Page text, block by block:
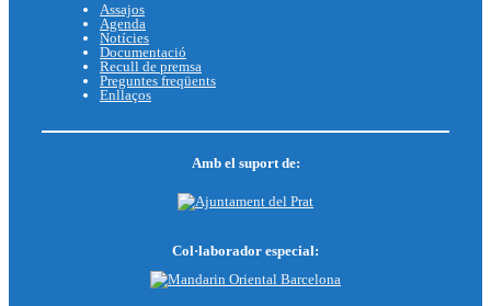
Assajos
Agenda
Notícies
Documentació
Recull de premsa
Preguntes freqüents
Enllaços
Amb el suport de:
Col·laborador especial: